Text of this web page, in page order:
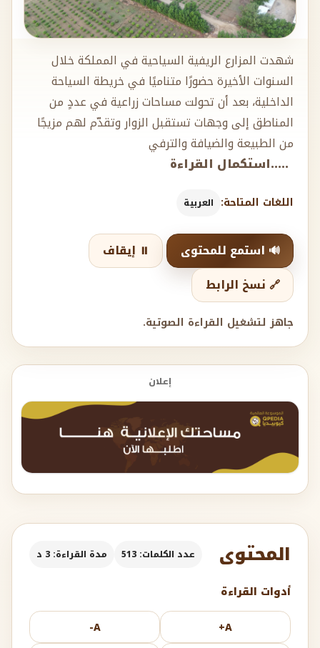
شهدت المزارع الريفية السياحية في المملكة خلال
السنوات الأخيرة حضورًا متناميًا في خريطة السياحة
الداخلية، بعد أن تحولت مساحات زراعية في عددٍ من
المناطق إلى وجهات تستقبل الزوار وتقدّم لهم مزيجًا
من الطبيعة والضيافة والترفي
.....استكمال القراءة
اللغات المتاحة: العربية
🔊 استمع للمحتوى
⏸️ إيقاف
🔗 نسخ الرابط
جاهز لتشغيل القراءة الصوتية.
إعلان
المحتوى عدد الكلمات: 513 مدة القراءة: 3 د
أدوات القراءة
A+
A-